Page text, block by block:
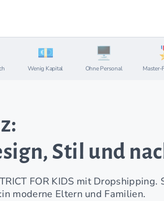
Wenig Kapital Ohne Personal Master-
Stil und
FOR KIDS mit
moderne Eltern und Familien.